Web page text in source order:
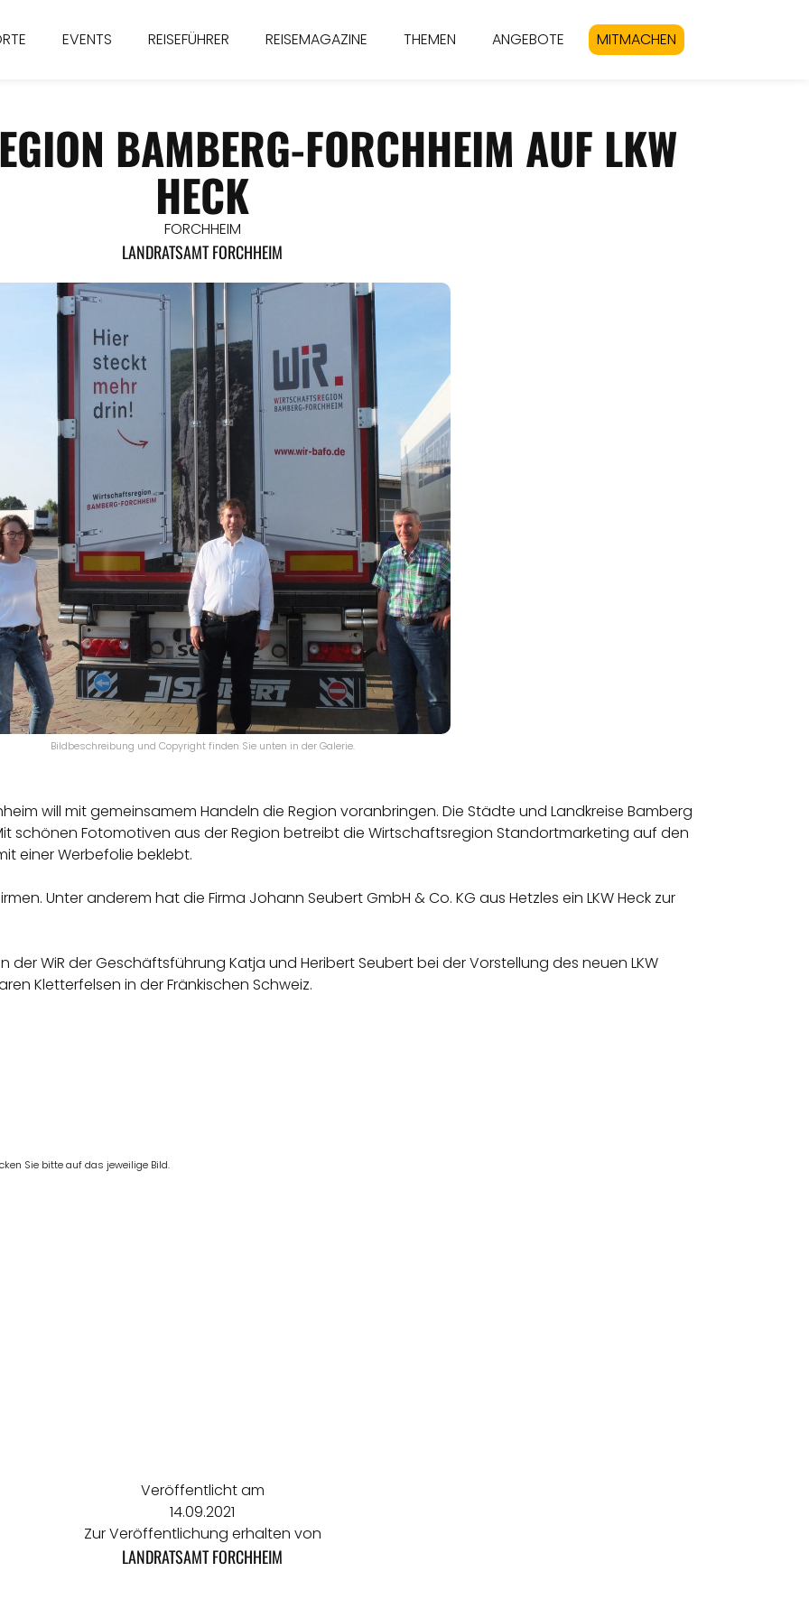
EVENTS REISEFÜHRER REISEMAGAZINE THEMEN ANGEBOTE MITMACHEN
BAMBERG-FORCHHEIM AUF LKW
HECK
FORCHHEIM
LANDRATSAMT FORCHHEIM
Bildbeschreibung und Copyright finden Sie unten in der Galerie.
will mit gemeinsamem Handeln die Region voranbringen. Die Städte und Landkreise Bamberg
schönen Fotomotiven aus der Region betreibt die Wirtschaftsregion Standortmarketing auf den
einer Werbefolie beklebt.
Unter anderem hat die Firma Johann Seubert GmbH & Co. KG aus Hetzles ein LKW Heck zur
der WiR der Geschäftsführung Katja und Heribert Seubert bei der Vorstellung des neuen LKW
Kletterfelsen in der Fränkischen Schweiz.
Sie bitte auf das jeweilige Bild.
Veröffentlicht am
14.09.2021
Zur Veröffentlichung erhalten von
LANDRATSAMT FORCHHEIM